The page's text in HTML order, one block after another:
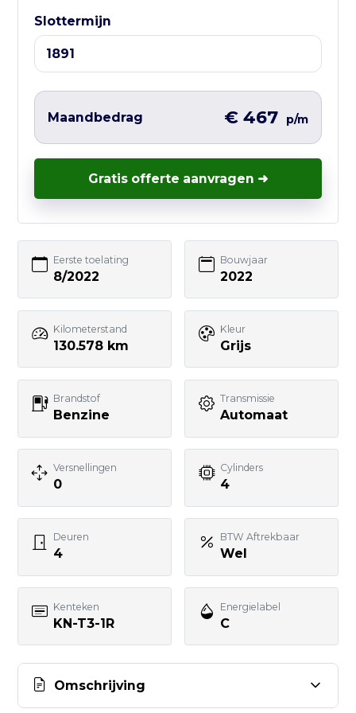
Liever direct contact?
Vul hieronder het korte formulier in en
wij nemen zo snel mogelijk contact met
Uw naam
E-mailadres
Slottermijn
Maandbedrag € 467 p/m
Gratis offerte aanvragen ➜
Eerste toelating
8/2022
Bouwjaar
2022
Kilometerstand
130.578 km
Kleur
Grijs
Brandstof
Benzine
Transmissie
Automaat
Versnellingen
0
Cylinders
4
Deuren
4
BTW Aftrekbaar
Wel
Kenteken
KN-T3-1R
Energielabel
C
Omschrijving